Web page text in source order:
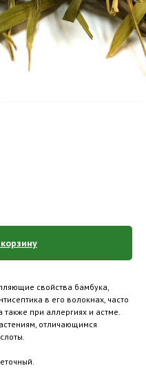
свойства бамбука,
в его волокнах, часто
при аллергиях и астме.
отличающимся